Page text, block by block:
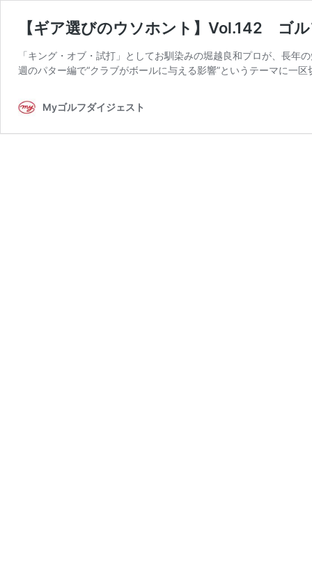
【ギア選びのウソホント】Vol.142 ゴ
「キング・オブ・試打」としてお馴染みの堀越良和プロが、長
週のパター編で“クラブがボールに与える影響”というテーマに一
Myゴルフダイジェスト